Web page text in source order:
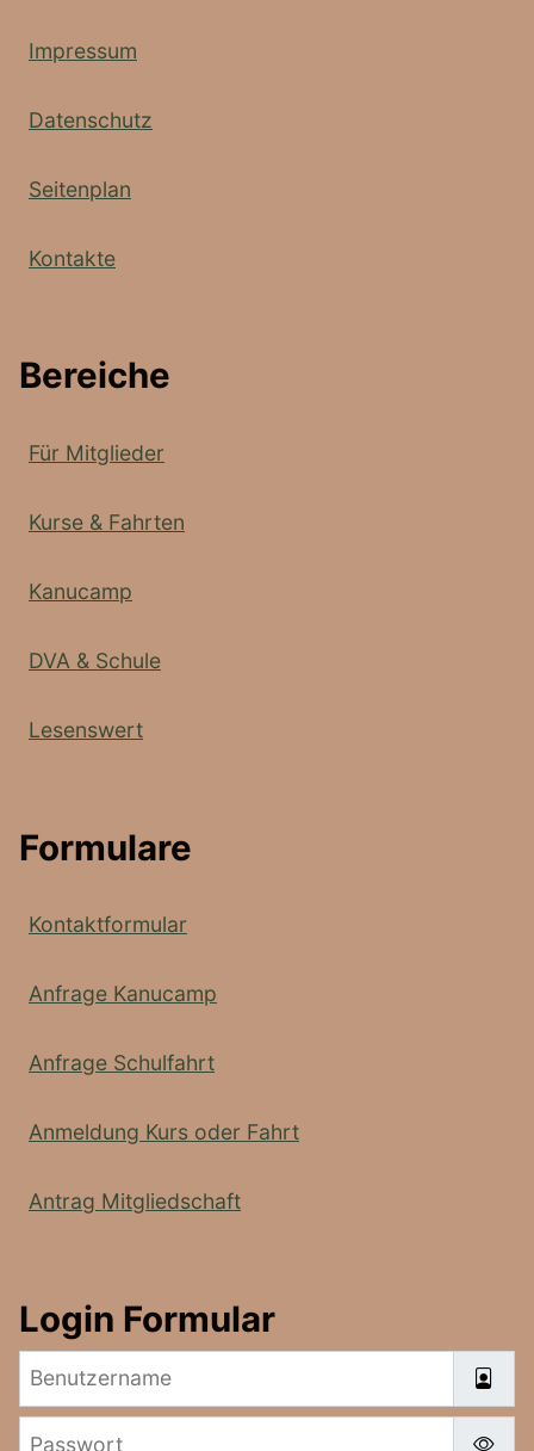
Impressum
Datenschutz
Seitenplan
Kontakte
Bereiche
Für Mitglieder
Kurse & Fahrten
Kanucamp
DVA & Schule
Lesenswert
Formulare
Kontaktformular
Anfrage Kanucamp
Anfrage Schulfahrt
Anmeldung Kurs oder Fahrt
Antrag Mitgliedschaft
Login Formular
Benutzername